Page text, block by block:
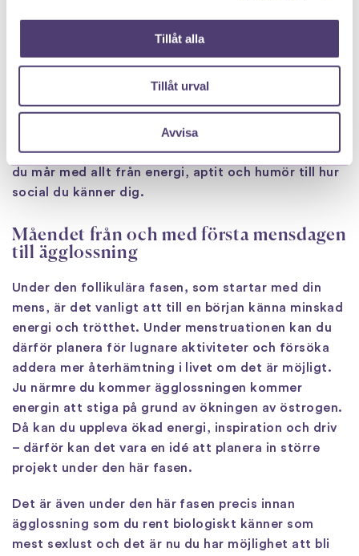
Tillåt alla
Tillåt urval
Avvisa
Måendet genom din menscykel
De olika hormonerna östrogen, progesteron och
testosteron har flera toppar och dalar under
menscykelns gång. Detta kommer att påverka hur
du mår med allt från energi, aptit och humör till hur
social du känner dig.
Måendet från och med första mensdagen
till ägglossning
Under den follikulära fasen, som startar med din
mens, är det vanligt att till en början känna minskad
energi och trötthet. Under menstruationen kan du
därför planera för lugnare aktiviteter och försöka
addera mer återhämtning i livet om det är möjligt.
Ju närmre du kommer ägglossningen kommer
energin att stiga på grund av ökningen av östrogen.
Då kan du uppleva ökad energi, inspiration och driv
– därför kan det vara en idé att planera in större
projekt under den här fasen.
Det är även under den här fasen precis innan
ägglossning som du rent biologiskt känner som
mest sexlust och det är nu du har möjlighet att bli